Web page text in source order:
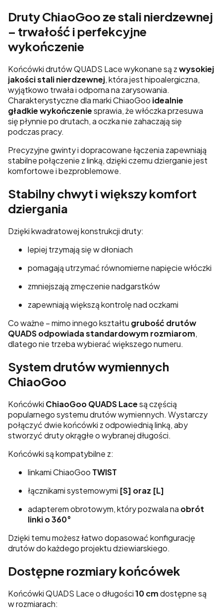
Druty ChiaoGoo ze stali nierdzewnej
– trwałość i perfekcyjne
wykończenie
Końcówki drutów QUADS Lace wykonane są zwysokiej
jakości stali nierdzewnej, która jest hipoalergiczna,
wyjątkowo trwała i odporna na zarysowania.
Charakterystyczne dla marki ChiaoGoo idealnie
gładkie wykończeniesprawia, że włóczka przesuwa
się płynnie po drutach, a oczka nie zahaczają się
podczas pracy.
Precyzyjne gwinty i dopracowane łączenia zapewniają
stabilne połączenie z linką, dzięki czemu dzierganie jest
komfortowe i bezproblemowe.
Stabilny chwyt i większy komfort
dziergania
Dzięki kwadratowej konstrukcji druty:
lepiej trzymają się w dłoniach
pomagają utrzymać równomierne napięcie włóczki
zmniejszają zmęczenie nadgarstków
zapewniają większą kontrolę nad oczkami
Co ważne – mimo innego kształtu grubość drutów
QUADS odpowiada standardowym rozmiarom,
dlatego nie trzeba wybierać większego numeru.
System drutów wymiennych
ChiaoGoo
Końcówki ChiaoGoo QUADS Lacesą częścią
popularnego systemu drutów wymiennych. Wystarczy
połączyć dwie końcówki z odpowiednią linką, aby
stworzyć druty okrągłe o wybranej długości.
Końcówki są kompatybilne z:
linkami ChiaoGoo TWIST
łącznikami systemowymi [S] oraz [L]
adapterem obrotowym, który pozwala na obrót
linki o 360°
Dzięki temu możesz łatwo dopasować konfigurację
drutów do każdego projektu dziewiarskiego.
Dostępne rozmiary końcówek
Końcówki QUADS Lace o długości10 cmdostępne są
w rozmiarach: